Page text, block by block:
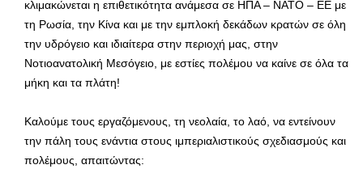
κλιμακώνεται η επιθετικότητα ανάμεσα σε ΗΠΑ – ΝΑΤΟ – ΕΕ με
τη Ρωσία, την Κίνα και με την εμπλοκή δεκάδων κρατών σε όλη
την υδρόγειο και ιδιαίτερα στην περιοχή μας, στην
Νοτιοανατολική Μεσόγειο, με εστίες πολέμου να καίνε σε όλα τα
μήκη και τα πλάτη!
Καλούμε τους εργαζόμενους, τη νεολαία, το λαό, να εντείνουν
την πάλη τους ενάντια στους ιμπεριαλιστικούς σχεδιασμούς και
πολέμους, απαιτώντας: